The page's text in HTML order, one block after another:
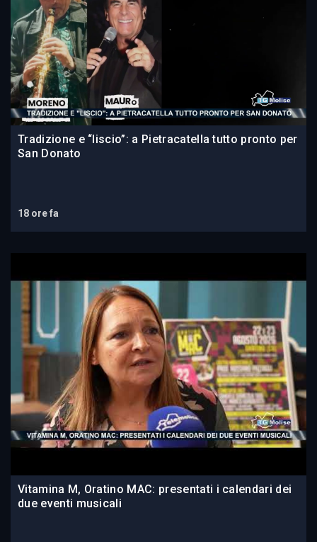
Tradizione e “liscio”: a Pietracatella tutto pronto per
San Donato
18 ore fa
Vitamina M, Oratino MAC: presentati i calendari dei
due eventi musicali